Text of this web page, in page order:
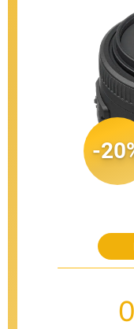
-